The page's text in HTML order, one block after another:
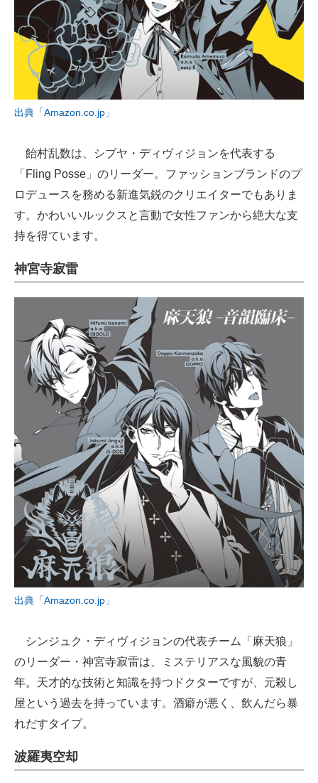
出典「Amazon.co.jp」
飴村乱数は、シブヤ・ディヴィジョンを代表する
「Fling Posse」のリーダー。ファッションブランドのプ
ロデュースを務める新進気鋭のクリエイターでもありま
す。かわいいルックスと言動で女性ファンから絶大な支
持を得ています。
神宮寺寂雷
出典「Amazon.co.jp」
シンジュク・ディヴィジョンの代表チーム「麻天狼」
のリーダー・神宮寺寂雷は、ミステリアスな風貌の青
年。天才的な技術と知識を持つドクターですが、元殺し
屋という過去を持っています。酒癖が悪く、飲んだら暴
れだすタイプ。
波羅夷空却